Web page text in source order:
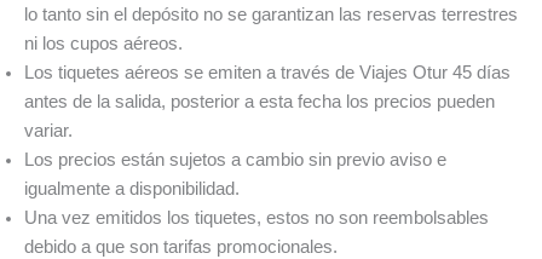
lo tanto sin el depósito no se garantizan las reservas terrestres
ni los cupos aéreos.
Los tiquetes aéreos se emiten a través de Viajes Otur 45 días
antes de la salida, posterior a esta fecha los precios pueden
variar.
Los precios están sujetos a cambio sin previo aviso e
igualmente a disponibilidad.
Una vez emitidos los tiquetes, estos no son reembolsables
debido a que son tarifas promocionales.